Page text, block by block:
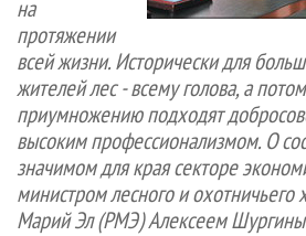
на
протяжении
всей жизни. Исторически для
жителей лес - всему голова, а
приумножению подходят
высоким профессионализмом. О
значимом для края секторе
министром лесного и охотничьего
Марий Эл (РМЭ) Алексеем